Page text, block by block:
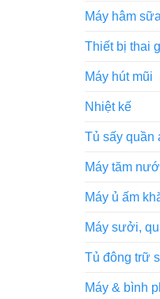
Máy hâm
Thiết bị thai
Máy hút mũi
Nhiệt kế
Tủ sấy quần
Máy tăm
Máy ủ ấm
Máy sưởi,
Tủ đông trữ
Máy & bình